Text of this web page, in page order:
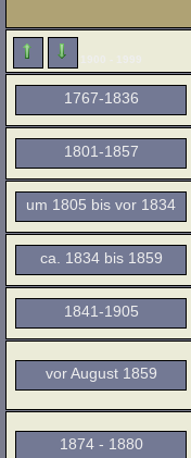
1767-1836
1801-1857
um 1805 bis vor 1834
ca. 1834 bis 1859
1841-1905
vor August 1859
1874 - 1880